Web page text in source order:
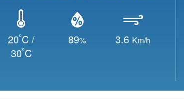
20°C /
30°C
89% 3.6 Km/h